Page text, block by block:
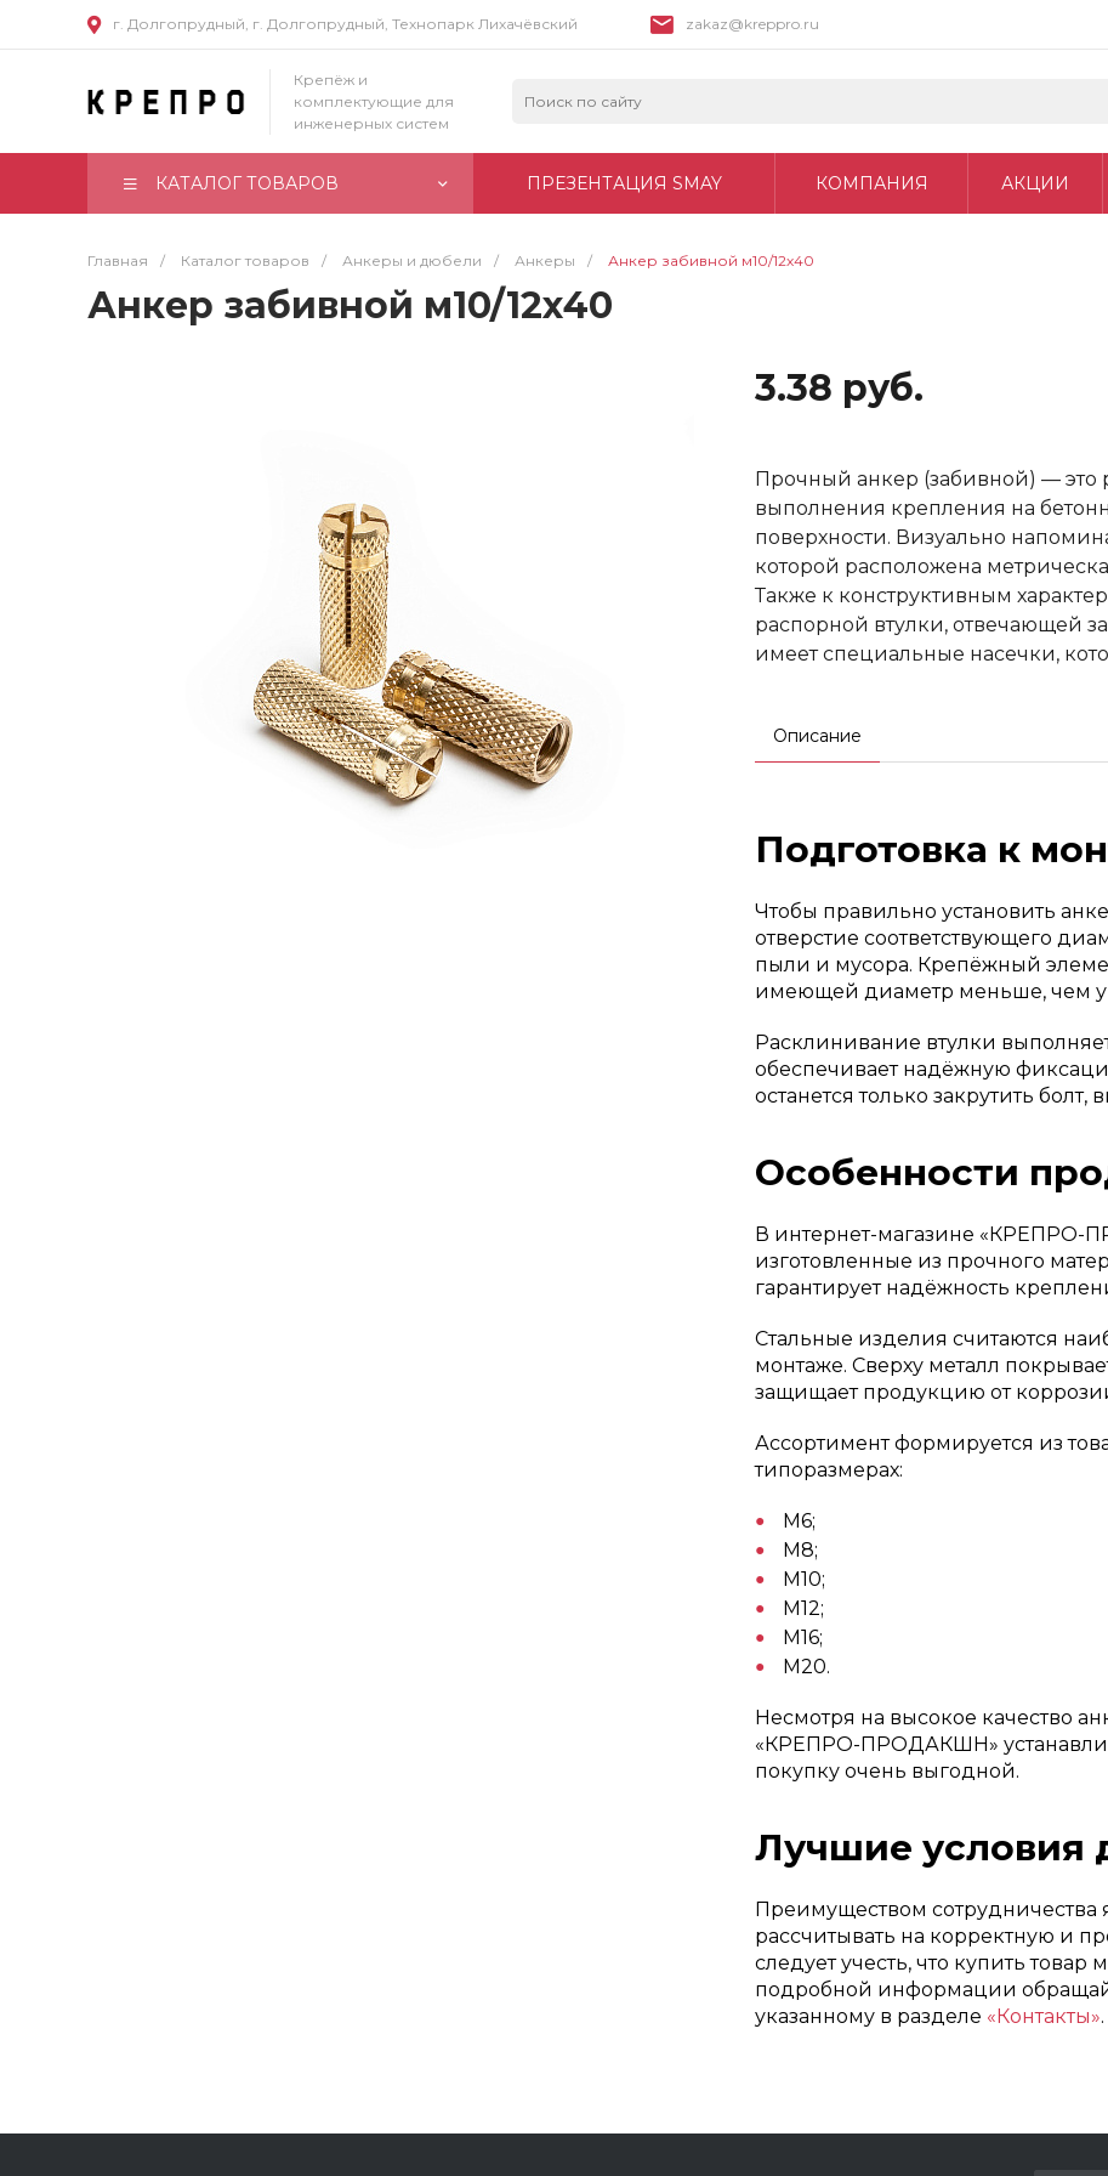
г. Долгопрудный, г. Долгопрудный, Технопарк Лихачёвский zakaz@kreppro.ru
Крепёж и
комплектующие для
инженерных систем
КАТАЛОГ ТОВАРОВ ПРЕЗЕНТАЦИЯ SMAY КОМПАНИЯ АКЦИИ
Главная / Каталог товаров / Анкеры и дюбели / Анкеры / Анкер забивной м10/12х40
Анкер забивной м10/12х40
3.38 руб.
Прочный анкер (забивной) — это
выполнения крепления на
поверхности. Визуально
которой расположена
Также к конструктивным
распорной втулки, отвечающей
имеет специальные насечки,
Описание
Подготовка к
Чтобы правильно установить
отверстие соответствующего
пыли и мусора. Крепёжный
имеющей диаметр меньше, чем у
Расклинивание втулки
обеспечивает надёжную
останется только закрутить
Особенности
В интернет-магазине «КРЕПРО-
изготовленные из прочного
гарантирует надёжность
Стальные изделия считаются
монтаже. Сверху металл
защищает продукцию от
Ассортимент формируется из
типоразмерах:
М6;
М8;
М10;
М12;
М16;
М20.
Несмотря на высокое качество
«КРЕПРО-ПРОДАКШН»
покупку очень выгодной.
Лучшие условия
Преимуществом сотрудничества
рассчитывать на корректную и
следует учесть, что купить
подробной информации
указанному в разделе «Контакты».